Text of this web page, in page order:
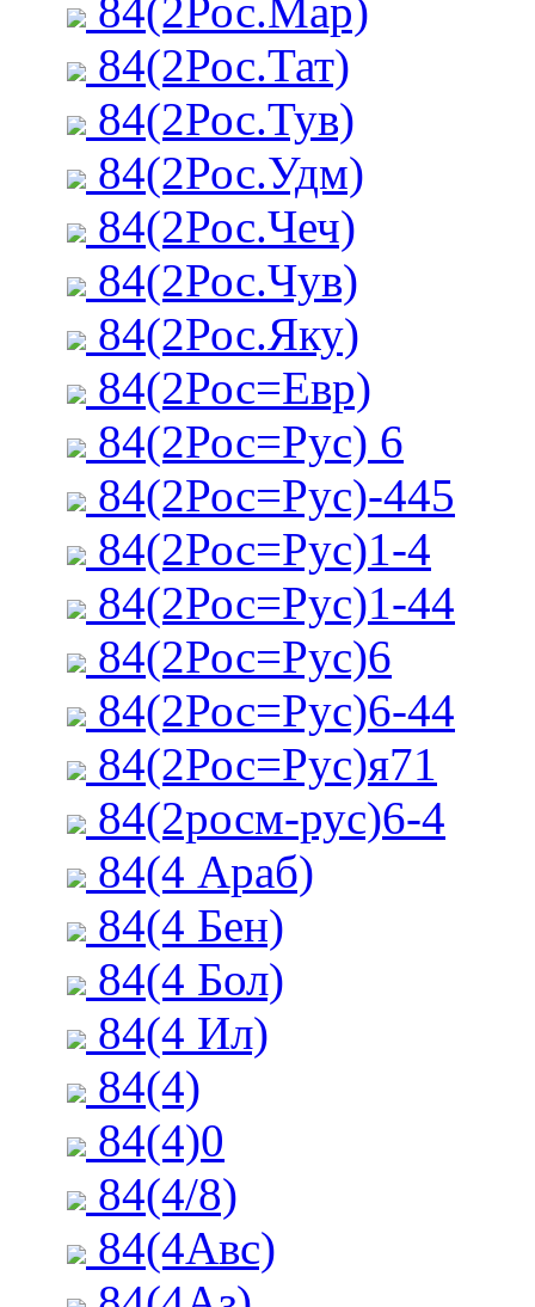
84(2Рос.Мар)
84(2Рос.Тат)
84(2Рос.Тув)
84(2Рос.Удм)
84(2Рос.Чеч)
84(2Рос.Чув)
84(2Рос.Яку)
84(2Рос=Евр)
84(2Рос=Рус) 6
84(2Рос=Рус)-445
84(2Рос=Рус)1-4
84(2Рос=Рус)1-44
84(2Рос=Рус)6
84(2Рос=Рус)6-44
84(2Рос=Рус)я71
84(2росм-рус)6-4
84(4 Араб)
84(4 Бен)
84(4 Бол)
84(4 Ил)
84(4)
84(4)0
84(4/8)
84(4Авс)